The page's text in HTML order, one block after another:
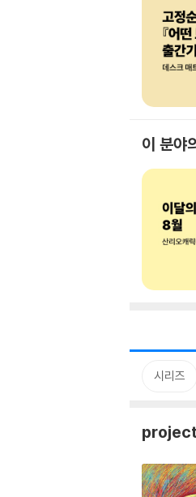
이 분야
시리즈
project